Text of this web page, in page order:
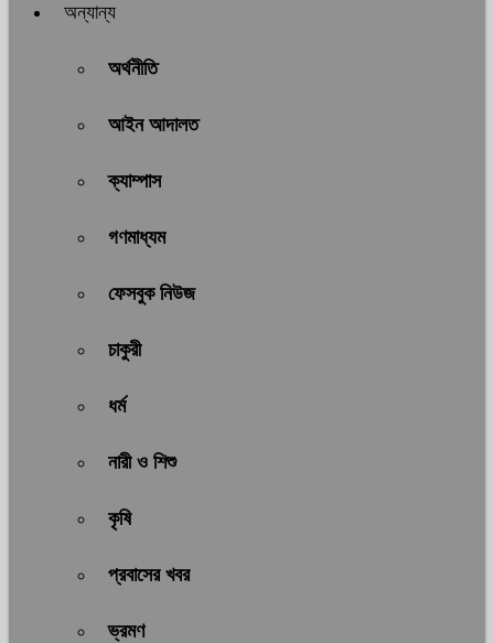
অন্যান্য
অর্থনীতি
আইন আদালত
ক্যাম্পাস
গণমাধ্যম
ফেসবুক নিউজ
চাকুরী
ধর্ম
নারী ও শিশু
কৃষি
প্রবাসের খবর
ভ্রমণ